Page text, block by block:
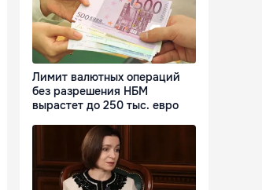
Лимит валютных операций
без разрешения НБМ
вырастет до 250 тыс. евро